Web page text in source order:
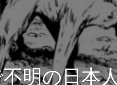
明の日本